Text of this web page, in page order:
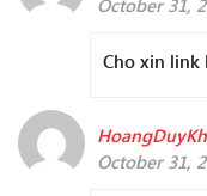
October 31,
Cho xin link
October 31,